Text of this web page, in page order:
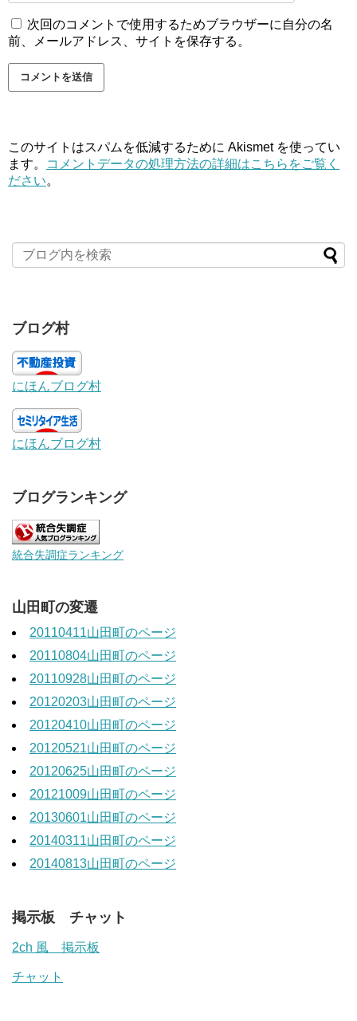
次回のコメントで使用するためブラウザーに自分の名
前、メールアドレス、サイトを保存する。
このサイトはスパムを低減するために Akismet を使ってい
ます。
コメントデータの処理方法の詳細はこちらをご覧く
ださい。
ブログ村
にほんブログ村
にほんブログ村
ブログランキング
統合失調症ランキング
山田町の変遷
20110411山田町のページ
20110804山田町のページ
20110928山田町のページ
20120203山田町のページ
20120410山田町のページ
20120521山田町のページ
20120625山田町のページ
20121009山田町のページ
20130601山田町のページ
20140311山田町のページ
20140813山田町のページ
掲示板 チャット
2ch 風 掲示板
チャット